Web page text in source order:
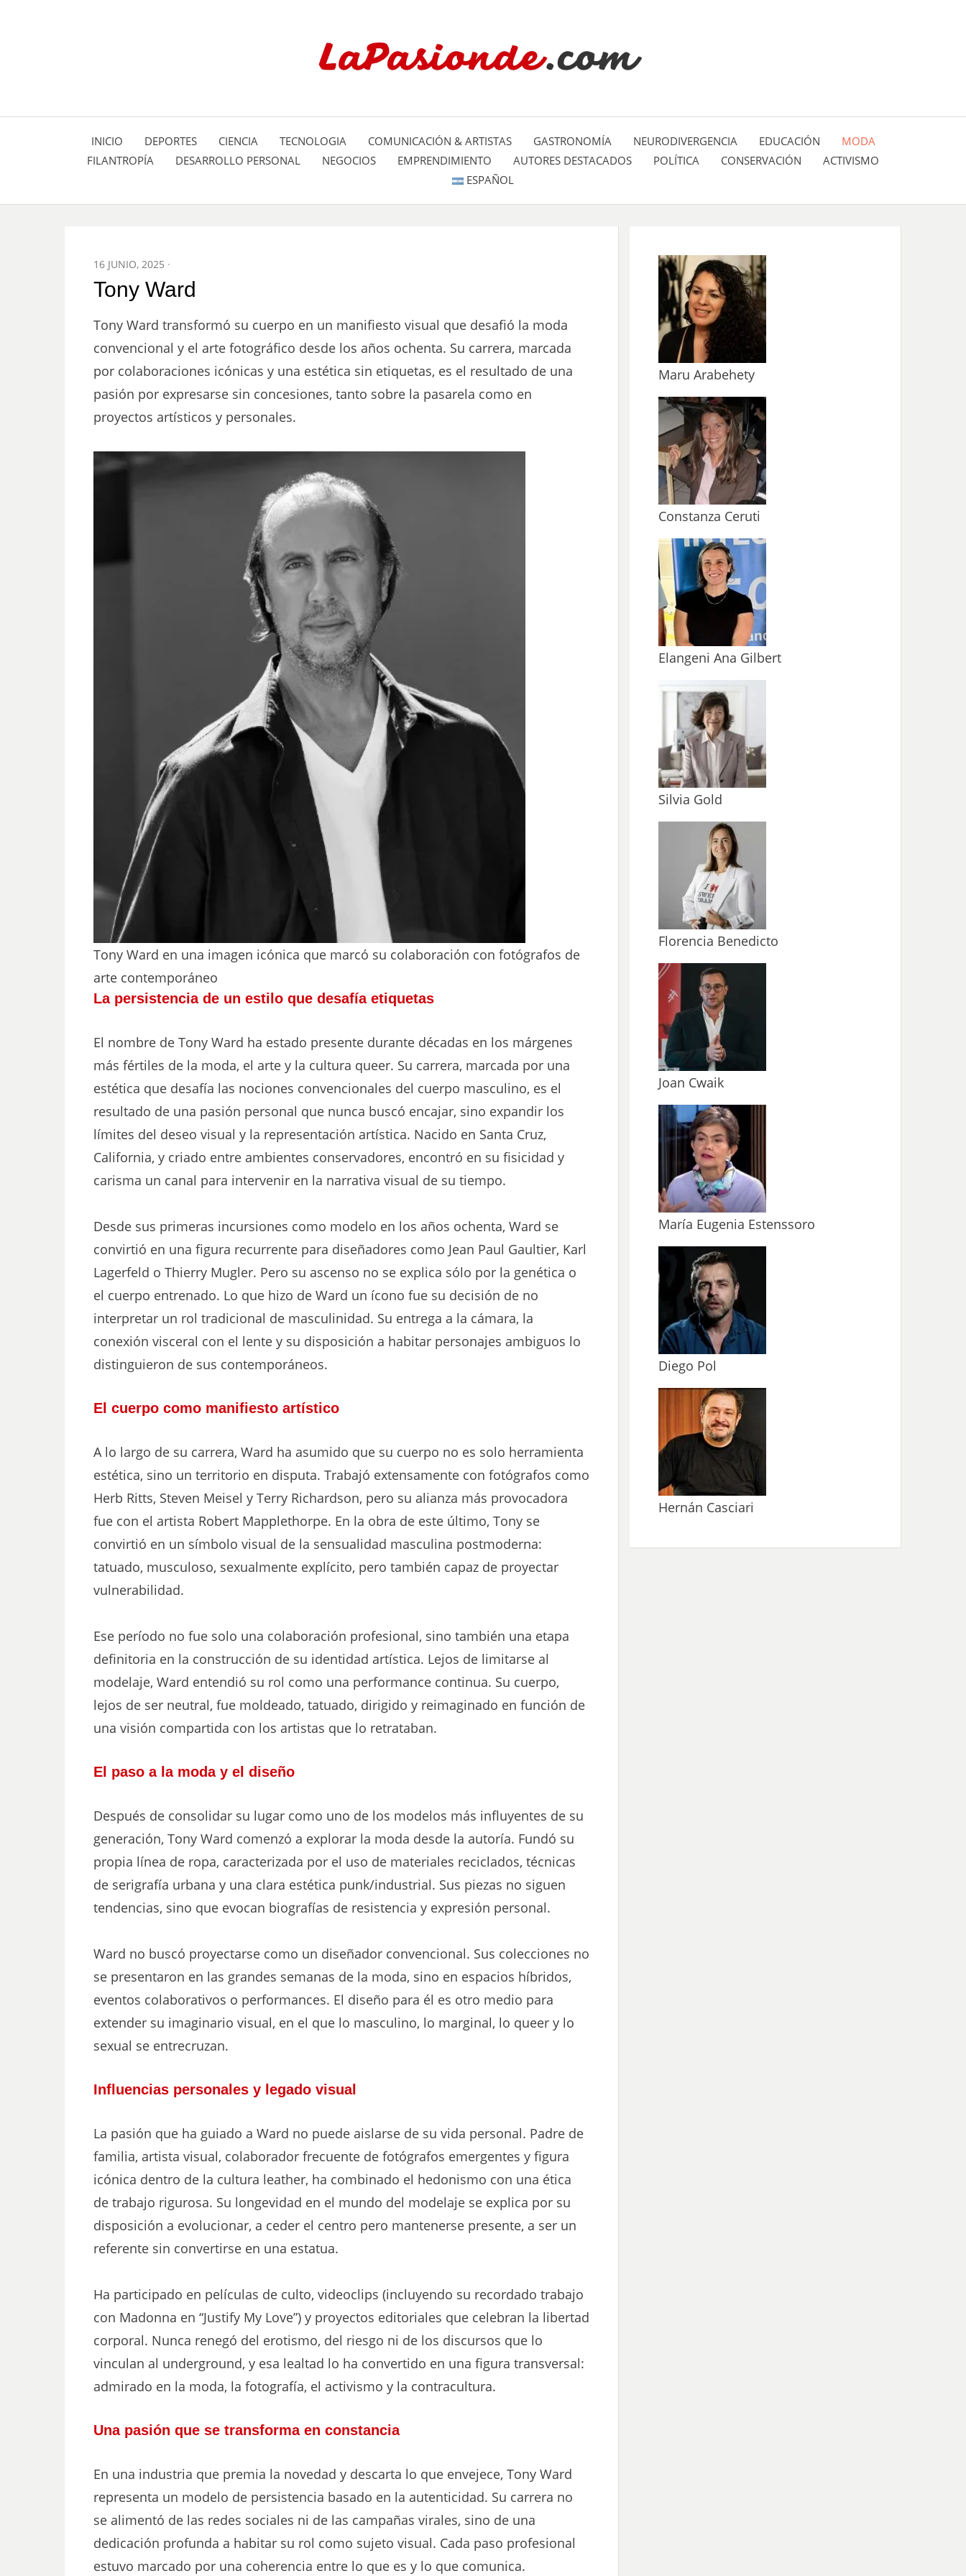
LA PASIÓN DE:
INICIO DEPORTES CIENCIA TECNOLOGIA COMUNICACIÓN & ARTISTAS GASTRONOMÍA NEURODIVERGENCIA EDUCACIÓN
MODA
FILANTROPÍA
DESARROLLO PERSONAL NEGOCIOS EMPRENDIMIENTO AUTORES DESTACADOS POLÍTICA CONSERVACIÓN
ACTIVISMO
ESPAÑOL
POSTED
ON
16 JUNIO, 2025
Tony Ward
Tony Ward transformó su cuerpo en un manifiesto visual que desafió la moda
convencional y el arte fotográfico desde los años ochenta. Su carrera, marcada
por colaboraciones icónicas y una estética sin etiquetas, es el resultado de una
pasión por expresarse sin concesiones, tanto sobre la pasarela como en
proyectos artísticos y personales.
Tony Ward en una imagen icónica que marcó su colaboración con fotógrafos de
arte contemporáneo
La persistencia de un estilo que desafía etiquetas
El nombre de Tony Ward ha estado presente durante décadas en los márgenes
más fértiles de la moda, el arte y la cultura queer. Su carrera, marcada por una
estética que desafía las nociones convencionales del cuerpo masculino, es el
resultado de una pasión personal que nunca buscó encajar, sino expandir los
límites del deseo visual y la representación artística. Nacido en Santa Cruz,
California, y criado entre ambientes conservadores, encontró en su fisicidad y
carisma un canal para intervenir en la narrativa visual de su tiempo.
Desde sus primeras incursiones como modelo en los años ochenta, Ward se
convirtió en una figura recurrente para diseñadores como Jean Paul Gaultier, Karl
Lagerfeld o Thierry Mugler. Pero su ascenso no se explica sólo por la genética o
el cuerpo entrenado. Lo que hizo de Ward un ícono fue su decisión de no
interpretar un rol tradicional de masculinidad. Su entrega a la cámara, la
conexión visceral con el lente y su disposición a habitar personajes ambiguos lo
distinguieron de sus contemporáneos.
El cuerpo como manifiesto artístico
A lo largo de su carrera, Ward ha asumido que su cuerpo no es solo herramienta
estética, sino un territorio en disputa. Trabajó extensamente con fotógrafos como
Herb Ritts, Steven Meisel y Terry Richardson, pero su alianza más provocadora
fue con el artista Robert Mapplethorpe. En la obra de este último, Tony se
convirtió en un símbolo visual de la sensualidad masculina postmoderna:
tatuado, musculoso, sexualmente explícito, pero también capaz de proyectar
vulnerabilidad.
Ese período no fue solo una colaboración profesional, sino también una etapa
definitoria en la construcción de su identidad artística. Lejos de limitarse al
modelaje, Ward entendió su rol como una performance continua. Su cuerpo,
lejos de ser neutral, fue moldeado, tatuado, dirigido y reimaginado en función de
una visión compartida con los artistas que lo retrataban.
El paso a la moda y el diseño
Después de consolidar su lugar como uno de los modelos más influyentes de su
generación, Tony Ward comenzó a explorar la moda desde la autoría. Fundó su
propia línea de ropa, caracterizada por el uso de materiales reciclados, técnicas
de serigrafía urbana y una clara estética punk/industrial. Sus piezas no siguen
tendencias, sino que evocan biografías de resistencia y expresión personal.
Ward no buscó proyectarse como un diseñador convencional. Sus colecciones no
se presentaron en las grandes semanas de la moda, sino en espacios híbridos,
eventos colaborativos o performances. El diseño para él es otro medio para
extender su imaginario visual, en el que lo masculino, lo marginal, lo queer y lo
sexual se entrecruzan.
Influencias personales y legado visual
La pasión que ha guiado a Ward no puede aislarse de su vida personal. Padre de
familia, artista visual, colaborador frecuente de fotógrafos emergentes y figura
icónica dentro de la cultura leather, ha combinado el hedonismo con una ética
de trabajo rigurosa. Su longevidad en el mundo del modelaje se explica por su
disposición a evolucionar, a ceder el centro pero mantenerse presente, a ser un
referente sin convertirse en una estatua.
Ha participado en películas de culto, videoclips (incluyendo su recordado trabajo
con Madonna en “Justify My Love”) y proyectos editoriales que celebran la libertad
corporal. Nunca renegó del erotismo, del riesgo ni de los discursos que lo
vinculan al underground, y esa lealtad lo ha convertido en una figura transversal:
admirado en la moda, la fotografía, el activismo y la contracultura.
Una pasión que se transforma en constancia
En una industria que premia la novedad y descarta lo que envejece, Tony Ward
representa un modelo de persistencia basado en la autenticidad. Su carrera no
se alimentó de las redes sociales ni de las campañas virales, sino de una
dedicación profunda a habitar su rol como sujeto visual. Cada paso profesional
estuvo marcado por una coherencia entre lo que es y lo que comunica.
Maru Arabehety
Constanza Ceruti
Elangeni Ana Gilbert
Silvia Gold
Florencia Benedicto
Joan Cwaik
María Eugenia Estenssoro
Diego Pol
Hernán Casciari